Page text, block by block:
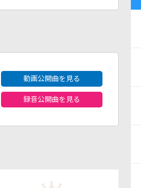
動画公開曲を見る
録音公開曲を見る